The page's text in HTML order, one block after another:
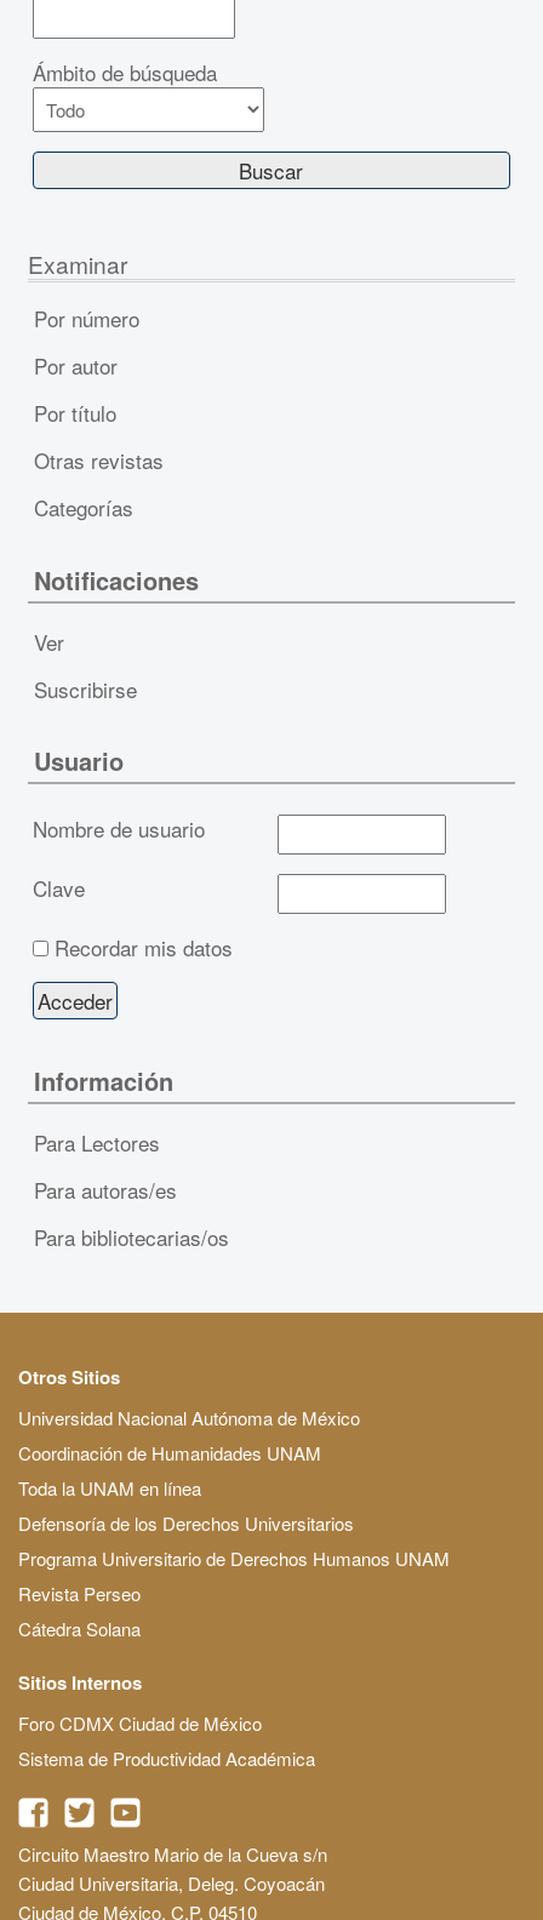
Ámbito de búsqueda
Examinar
Por número
Por autor
Por título
Otras revistas
Categorías
Notificaciones
Ver
Suscribirse
Usuario
Nombre de usuario
Clave
Recordar mis datos
Información
Para Lectores
Para autoras/es
Para bibliotecarias/os
Otros Sitios
Universidad Nacional Autónoma de México
Coordinación de Humanidades UNAM
Toda la UNAM en línea
Defensoría de los Derechos Universitarios
Programa Universitario de Derechos Humanos UNAM
Revista Perseo
Cátedra Solana
Sitios Internos
Foro CDMX Ciudad de México
Sistema de Productividad Académica
Circuito Maestro Mario de la Cueva s/n
Ciudad Universitaria, Deleg. Coyoacán
Ciudad de México, C.P. 04510